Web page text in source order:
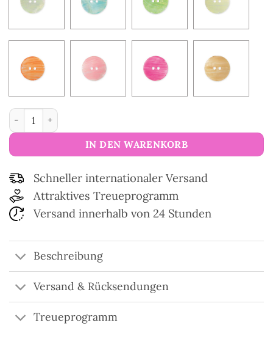
Aquarell-Perlmuttknöpfe 17,5 mm Menge
IN DEN WARENKORB
Schneller internationaler Versand
Attraktives Treueprogramm
Versand innerhalb von 24 Stunden
Beschreibung
Versand & Rücksendungen
Treueprogramm